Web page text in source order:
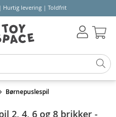
Hurtig levering | Toldfrit
Børnepuslespil
2, 4, 6 og 8 brikker -